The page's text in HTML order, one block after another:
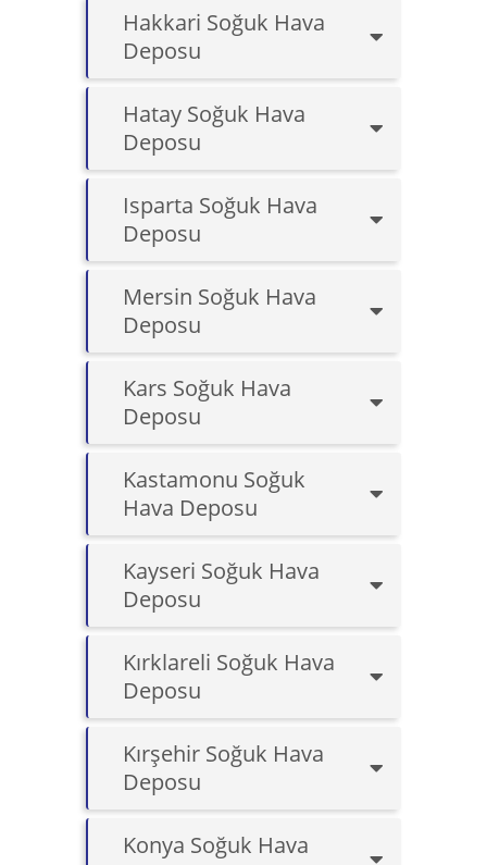
Hakkari Soğuk Hava
Deposu
Hatay Soğuk Hava
Deposu
Isparta Soğuk Hava
Deposu
Mersin Soğuk Hava
Deposu
Kars Soğuk Hava
Deposu
Kastamonu Soğuk
Hava Deposu
Kayseri Soğuk Hava
Deposu
Kırklareli Soğuk Hava
Deposu
Kırşehir Soğuk Hava
Deposu
Konya Soğuk Hava